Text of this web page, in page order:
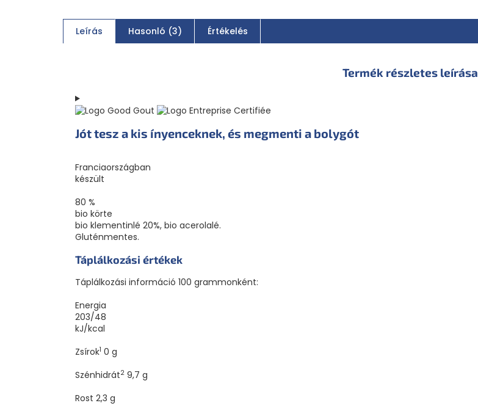
Leírás Hasonló (3) Értékelés
Termék részletes leírása
Jót tesz a kis ínyenceknek, és megmenti a bolygót
Franciaországban
készült
80 %
bio körte
bio klementinlé 20%, bio acerolalé.
Gluténmentes.
Táplálkozási értékek
Táplálkozási információ 100 grammonként:
Energia
203/48
kJ/kcal
Zsírok1 0 g
Szénhidrát2 9,7 g
Rost 2,3 g